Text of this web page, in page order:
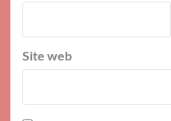
Site web